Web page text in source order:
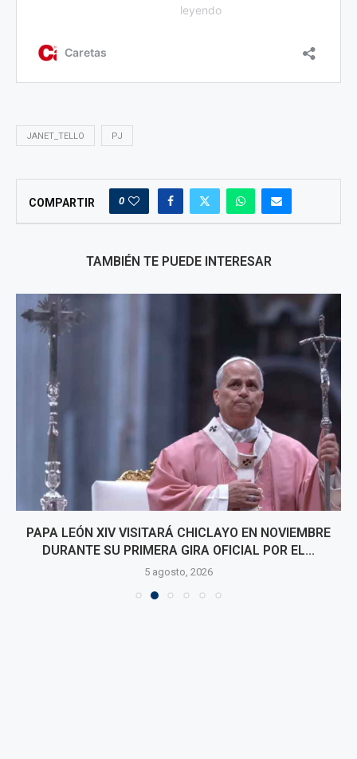
JANET_TELLO PJ
COMPARTIR 0
TAMBIÉN TE PUEDE INTERESAR
PAPA LEÓN XIV VISITARÁ CHICLAYO EN NOVIEMBRE
DURANTE SU PRIMERA GIRA OFICIAL POR EL...
5 agosto, 2026